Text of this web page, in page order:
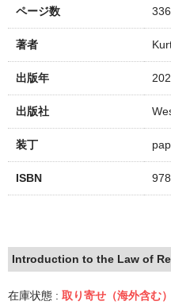
ページ数
著者
出版年
出版社
装丁
ISBN
Introduction to the Law of
在庫状態 : 取り寄せ（海外含む）